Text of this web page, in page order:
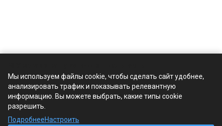
Компания
Продукция
Мы используем файлы cookie, чтобы сделать сайт удобнее,
анализировать трафик и показывать релевантную
информацию. Вы можете выбрать, какие типы cookie
разрешить.
ПодробнееНастроить